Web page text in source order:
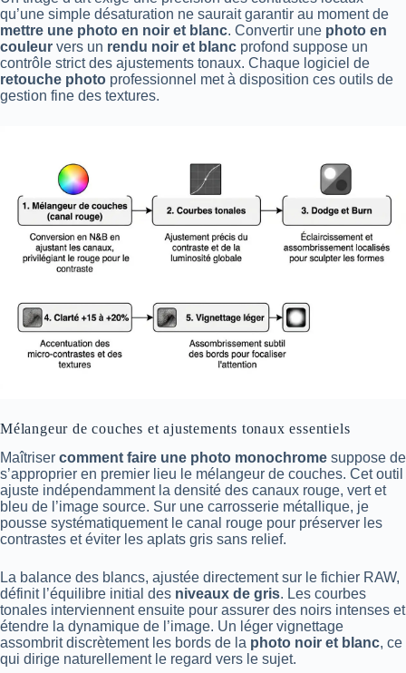
qu’une simple désaturation ne saurait garantir au moment de
mettre une photo en noir et blanc. Convertir une photo en
couleur vers un rendu noir et blanc profond suppose un
contrôle strict des ajustements tonaux. Chaque logiciel de
retouche photo professionnel met à disposition ces outils de
gestion fine des textures.
Mélangeur de couches et ajustements tonaux essentiels
Maîtriser comment faire une photo monochrome suppose de
s’approprier en premier lieu le mélangeur de couches. Cet outil
ajuste indépendamment la densité des canaux rouge, vert et
bleu de l’image source. Sur une carrosserie métallique, je
pousse systématiquement le canal rouge pour préserver les
contrastes et éviter les aplats gris sans relief.
La balance des blancs, ajustée directement sur le fichier RAW,
définit l’équilibre initial des niveaux de gris. Les courbes
tonales interviennent ensuite pour assurer des noirs intenses et
étendre la dynamique de l’image. Un léger vignettage
assombrit discrètement les bords de la photo noir et blanc, ce
qui dirige naturellement le regard vers le sujet.